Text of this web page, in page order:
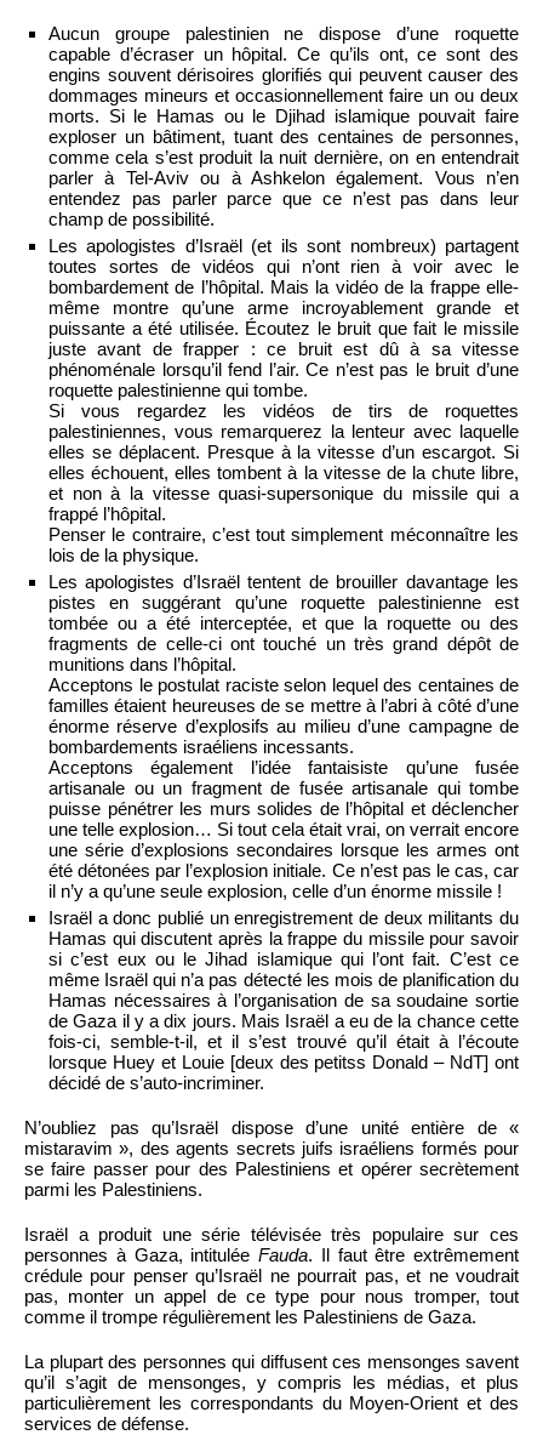
Aucun groupe palestinien ne dispose d’une roquette
capable d’écraser un hôpital. Ce qu’ils ont, ce sont des
engins souvent dérisoires glorifiés qui peuvent causer des
dommages mineurs et occasionnellement faire un ou deux
morts. Si le Hamas ou le Djihad islamique pouvait faire
exploser un bâtiment, tuant des centaines de personnes,
comme cela s’est produit la nuit dernière, on en entendrait
parler à Tel-Aviv ou à Ashkelon également. Vous n’en
entendez pas parler parce que ce n’est pas dans leur
champ de possibilité.
Les apologistes d’Israël (et ils sont nombreux) partagent
toutes sortes de vidéos qui n’ont rien à voir avec le
bombardement de l’hôpital. Mais la vidéo de la frappe elle-
même montre qu’une arme incroyablement grande et
puissante a été utilisée. Écoutez le bruit que fait le missile
juste avant de frapper : ce bruit est dû à sa vitesse
phénoménale lorsqu’il fend l’air. Ce n’est pas le bruit d’une
roquette palestinienne qui tombe.
Si vous regardez les vidéos de tirs de roquettes
palestiniennes, vous remarquerez la lenteur avec laquelle
elles se déplacent. Presque à la vitesse d’un escargot. Si
elles échouent, elles tombent à la vitesse de la chute libre,
et non à la vitesse quasi-supersonique du missile qui a
frappé l’hôpital.
Penser le contraire, c’est tout simplement méconnaître les
lois de la physique.
Les apologistes d’Israël tentent de brouiller davantage les
pistes en suggérant qu’une roquette palestinienne est
tombée ou a été interceptée, et que la roquette ou des
fragments de celle-ci ont touché un très grand dépôt de
munitions dans l’hôpital.
Acceptons le postulat raciste selon lequel des centaines de
familles étaient heureuses de se mettre à l’abri à côté d’une
énorme réserve d’explosifs au milieu d’une campagne de
bombardements israéliens incessants.
Acceptons également l’idée fantaisiste qu’une fusée
artisanale ou un fragment de fusée artisanale qui tombe
puisse pénétrer les murs solides de l’hôpital et déclencher
une telle explosion… Si tout cela était vrai, on verrait encore
une série d’explosions secondaires lorsque les armes ont
été détonées par l’explosion initiale. Ce n’est pas le cas, car
il n’y a qu’une seule explosion, celle d’un énorme missile !
Israël a donc publié un enregistrement de deux militants du
Hamas qui discutent après la frappe du missile pour savoir
si c’est eux ou le Jihad islamique qui l’ont fait. C’est ce
même Israël qui n’a pas détecté les mois de planification du
Hamas nécessaires à l’organisation de sa soudaine sortie
de Gaza il y a dix jours. Mais Israël a eu de la chance cette
fois-ci, semble-t-il, et il s’est trouvé qu’il était à l’écoute
lorsque Huey et Louie [deux des petitss Donald – NdT] ont
décidé de s’auto-incriminer.
N’oubliez pas qu’Israël dispose d’une unité entière de «
mistaravim », des agents secrets juifs israéliens formés pour
se faire passer pour des Palestiniens et opérer secrètement
parmi les Palestiniens.
Israël a produit une série télévisée très populaire sur ces
personnes à Gaza, intitulée Fauda. Il faut être extrêmement
crédule pour penser qu’Israël ne pourrait pas, et ne voudrait
pas, monter un appel de ce type pour nous tromper, tout
comme il trompe régulièrement les Palestiniens de Gaza.
La plupart des personnes qui diffusent ces mensonges savent
qu’il s’agit de mensonges, y compris les médias, et plus
particulièrement les correspondants du Moyen-Orient et des
services de défense.